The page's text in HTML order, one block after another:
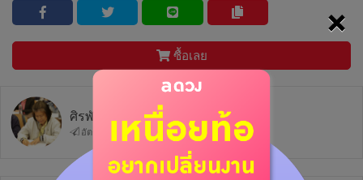
×
ซื้อเลย
ศิรพัชร์ พรหมญาณ
อัตราการตอบ 50.0% ตอบกลับภายใน 1 วัน